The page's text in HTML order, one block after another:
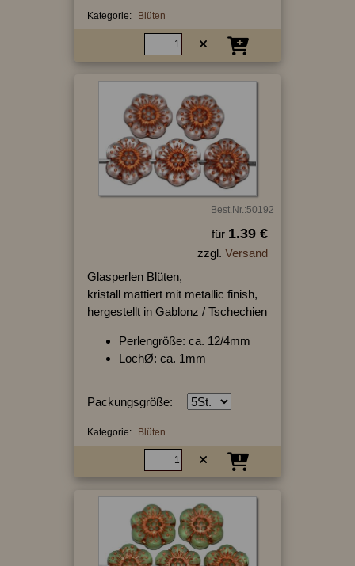
Kategorie: Blüten
Best.Nr.:50192
für 1.39 €
zzgl. Versand
Glasperlen Blüten,
kristall mattiert mit metallic finish,
hergestellt in Gablonz / Tschechien
Perlengröße: ca. 12/4mm
LochØ: ca. 1mm
Packungsgröße:
Kategorie: Blüten